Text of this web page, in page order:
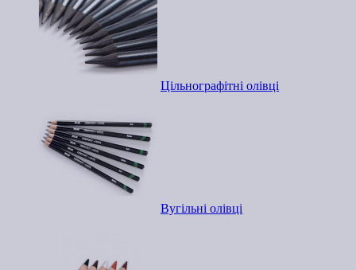
Цільнографітні олівці
Вугільні олівці